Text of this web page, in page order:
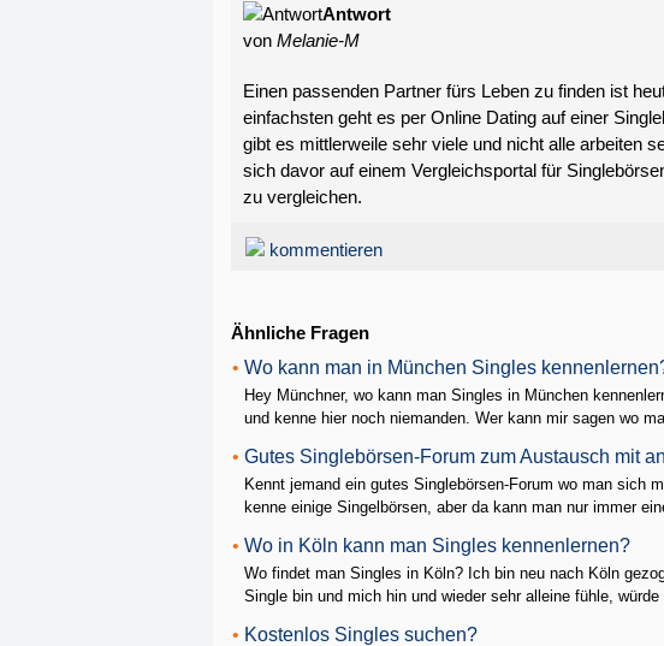
Antwort
von Melanie-M
Einen passenden Partner fürs Leben zu finden ist
einfachsten geht es per Online Dating auf einer
gibt es mittlerweile sehr viele und nicht alle arbeiten
sich davor auf einem Vergleichsportal für
zu vergleichen.
kommentieren
Ähnliche Fragen
• Wo kann man in München Singles
Hey Münchner, wo kann man Singles in München
und kenne hier noch niemanden. Wer kann mir sagen wo
• Gutes Singlebörsen-Forum zum Austausch mit
Kennt jemand ein gutes Singlebörsen-Forum wo man sich
kenne einige Singelbörsen, aber da kann man nur immer
• Wo in Köln kann man Singles kennenlernen?
Wo findet man Singles in Köln? Ich bin neu nach Köln
Single bin und mich hin und wieder sehr alleine fühle, würde
• Kostenlos Singles suchen?